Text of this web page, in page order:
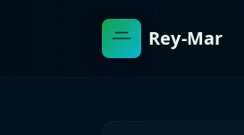
Rey-Mar